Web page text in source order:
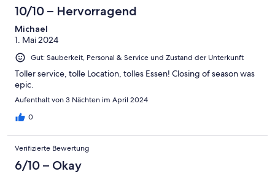
10/10 – Hervorragend
Michael
1. Mai 2024
Gut: Sauberkeit, Personal & Service und Zustand der Unterkunft
Toller service, tolle Location, tolles Essen! Closing of season was
epic.
Aufenthalt von 3 Nächten im April 2024
0
Verifizierte Bewertung
6/10 – Okay